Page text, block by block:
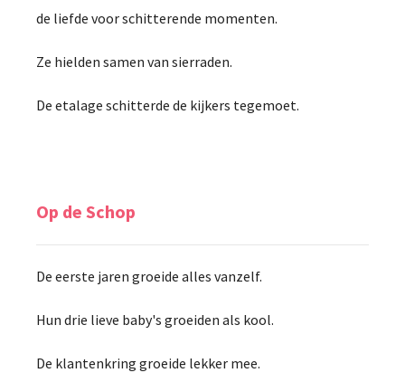
de liefde voor schitterende momenten.
Ze hielden samen van sierraden.
De etalage schitterde de kijkers tegemoet.
Op de Schop
De eerste jaren groeide alles vanzelf.
Hun drie lieve baby's groeiden als kool.
De klantenkring groeide lekker mee.